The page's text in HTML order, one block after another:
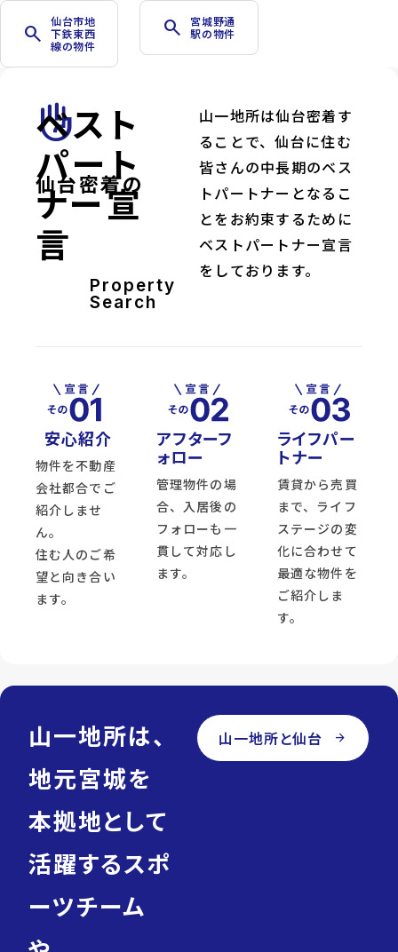
search
仙台市地
下鉄東西
線の物件
search
宮城野通
駅の物件
front_hand
仙台密着の
ベスト
パート
ナー宣
言
Property
Search
山一地所は仙台密着す
ることで、仙台に住む
皆さんの中長期のベス
トパートナーとなるこ
とをお約束するために
ベストパートナー宣言
をしております。
安心紹介
物件を不動産
会社都合でご
紹介しませ
ん。
住む人のご希
望と向き合い
ます。
アフターフ
ォロー
管理物件の場
合、入居後の
フォローも一
貫して対応し
ます。
ライフパー
トナー
賃貸から売買
まで、ライフ
ステージの変
化に合わせて
最適な物件を
ご紹介しま
す。
山一地所は、
地元宮城を
本拠地として
活躍するスポ
ーツチーム
山一地所と仙台 arrow_forward